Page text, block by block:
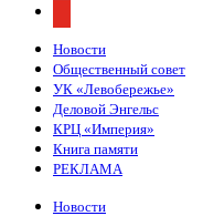
Новости
Общественный совет
УК «Левобережье»
Деловой Энгельс
КРЦ «Империя»
Книга памяти
РЕКЛАМА
Новости